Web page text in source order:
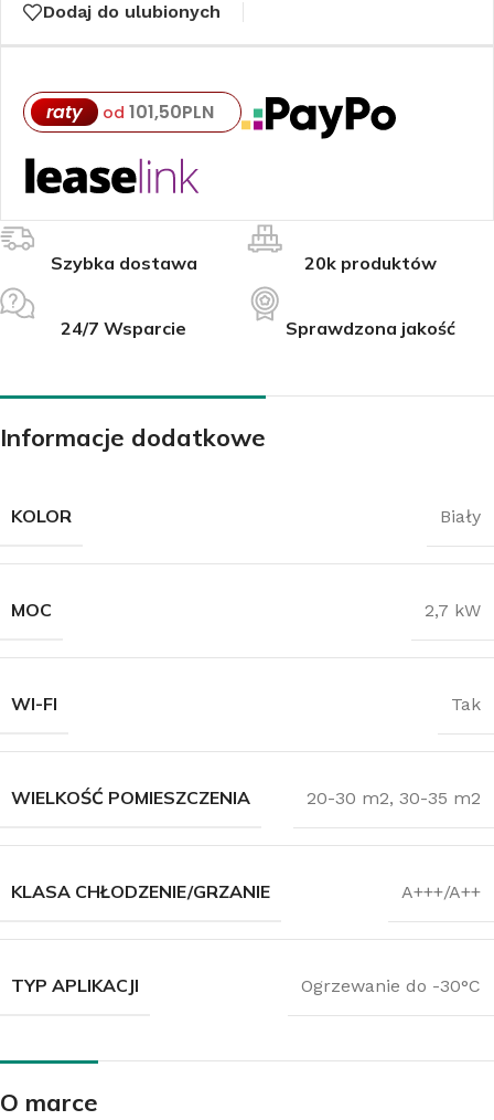
Dodaj do ulubionych
raty od 101,50PLN
Szybka dostawa 20k produktów
24/7 Wsparcie Sprawdzona jakość
Informacje dodatkowe
KOLOR Biały
MOC 2,7 kW
WI-FI Tak
WIELKOŚĆ POMIESZCZENIA 20-30 m2, 30-35 m2
KLASA CHŁODZENIE/GRZANIE A+++/A++
TYP APLIKACJI Ogrzewanie do -30°C
O marce